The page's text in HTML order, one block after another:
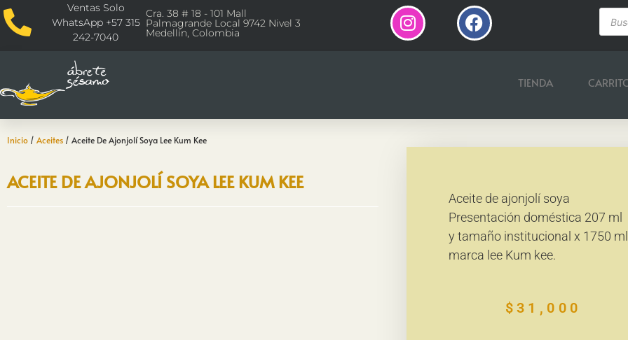
Ventas Solo
WhatsApp +57 315
242-7040
Cra. 38 # 18 - 101 Mall
Palmagrande Local 9742 Nivel 3
Medellín, Colombia
TIENDA
Inicio / Aceites / Aceite De Ajonjolí Soya Lee Kum Kee
ACEITE DE AJONJOLÍ SOYA LEE KUM KEE
Aceite de ajonjolí soya
Presentación doméstica 207 ml
y tamaño institucional x 1750
marca lee Kum kee.
$ 31,000